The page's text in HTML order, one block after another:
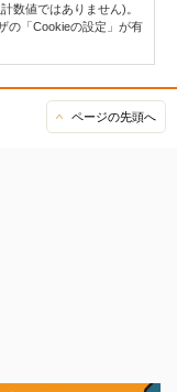
数値ではありません)。
の「Cookieの設定」が有
ページの先頭へ